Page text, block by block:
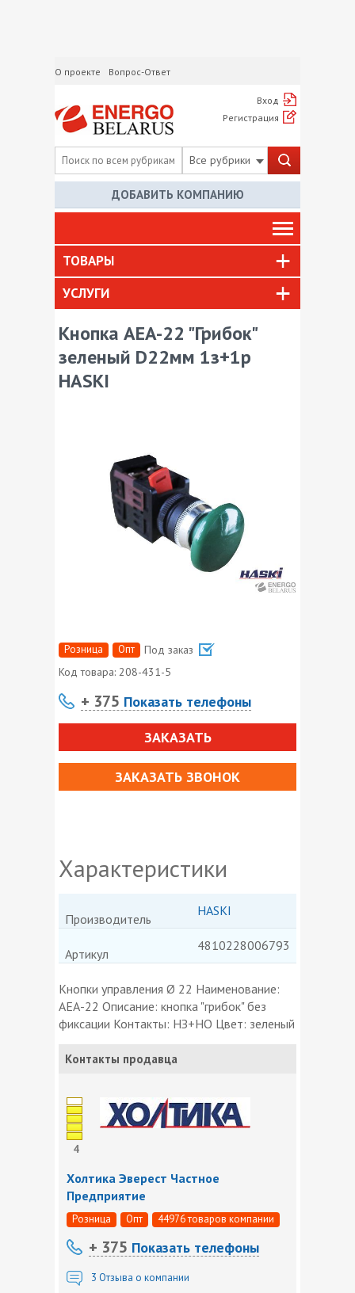
О проекте Вопрос-Ответ
Вход
Регистрация
Все рубрики
ДОБАВИТЬ КОМПАНИЮ
ТОВАРЫ
УСЛУГИ
Кнопка AEA-22 "Грибок"
зеленый D22мм 1з+1р
HASKI
Розница Опт
Под заказ
Код товара: 208-431-5
+ 375 Показать телефоны
ЗАКАЗАТЬ
ЗАКАЗАТЬ ЗВОНОК
Характеристики
Производитель
HASKI
Артикул
4810228006793
Кнопки управления Ø 22 Наименование:
AЕА-22 Описание: кнопка "грибок" без
фиксации Контакты: НЗ+НО Цвет: зеленый
Контакты продавца
4
Холтика Эверест Частное
Предприятие
Розница Опт 44976 товаров компании
+ 375 Показать телефоны
3 Отзыва о компании